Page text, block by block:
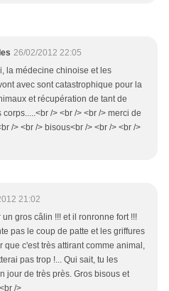
26/02/2012 22:05
la médecine chinoise et les
avec sont catastrophique pour la
et récupération de tant de
/> <br /> <br /> merci de
/> <br /> bisous<br /> <br /> <br />
21:02
gros câlin !!! et il ronronne fort !!!
pas le coup de patte et les griffures
que c'est très attirant comme animal,
pas trop !... Qui sait, tu les
jour de très près. Gros bisous et
/>